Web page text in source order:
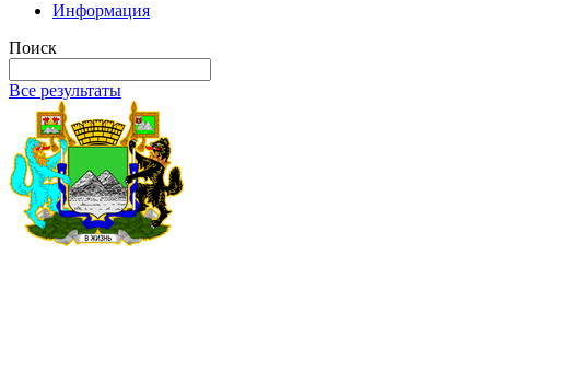
Информация
Поиск
Все результаты